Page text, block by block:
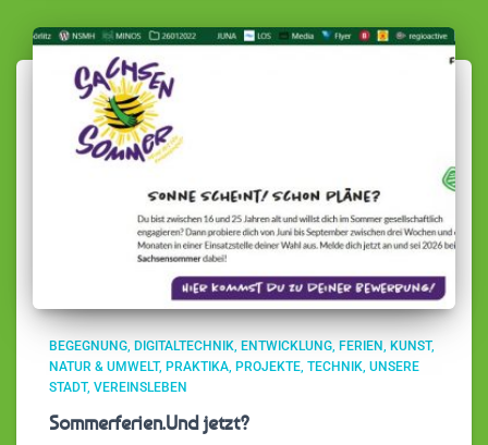
BEGEGNUNG DIGITALTECHNIK ENTWICKLUNG FERIEN
KUNST
NATUR & UMWELT PRAKTIKA PROJEKTE TECHNIK UNSERE
STADT VEREINSLEBEN
Sommerferien.Und jetzt?